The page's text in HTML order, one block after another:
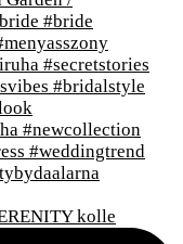
kolle